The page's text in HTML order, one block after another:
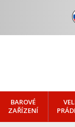
BAROVÉ
ZAŘÍZENÍ